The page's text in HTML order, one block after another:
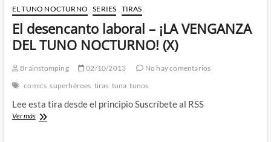
¡LA
VENGANZA
DEL
TUNO
NOCTURNO!
EL TUNO NOCTURNO SERIES TIRAS
El desencanto laboral – ¡LA VENGANZA
DEL TUNO NOCTURNO! (X)
Brainstomping 02/10/2013
No hay comentarios
comics superhéroes tiras tuna tunos
Lee esta tira desde el principio Suscríbete al RSS
Ver másEl